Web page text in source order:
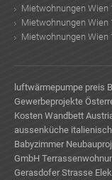
Mietwohnungen Wien
Mietwohnungen Wien
Mietwohnungen Wien
luftwärmepumpe preis
Gewerbeprojekte
Kosten Wandbett
aussenküche
Babyzimmer
GmbH
Gerasdofer Strasse